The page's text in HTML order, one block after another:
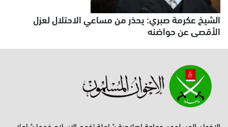
الشيخ عكرمة صبري: يحذر من مساعي الاحتلال لعزل
الأقصى عن حواضنه